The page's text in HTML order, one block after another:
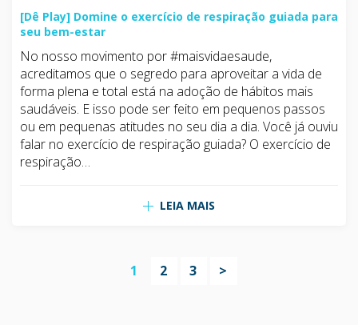
[Dê Play] Domine o exercício de respiração guiada para
seu bem-estar
No nosso movimento por #maisvidaesaude,
acreditamos que o segredo para aproveitar a vida de
forma plena e total está na adoção de hábitos mais
saudáveis. E isso pode ser feito em pequenos passos
ou em pequenas atitudes no seu dia a dia. Você já ouviu
falar no exercício de respiração guiada? O exercício de
respiração…
LEIA MAIS
1 2 3 >